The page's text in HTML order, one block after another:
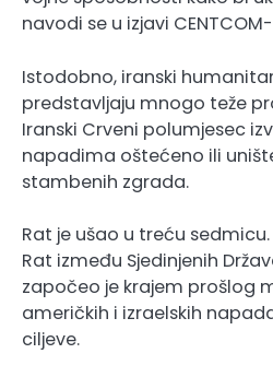
navodi se u izjavi
Istodobno, iranski
predstavljaju mnogo teže
Iranski Crveni polumjesec
napadima oštećeno ili
stambenih zgrada.
Rat je ušao u treću sedmicu.
Rat između Sjedinjenih
započeo je krajem prošlog
američkih i izraelskih
ciljeve.